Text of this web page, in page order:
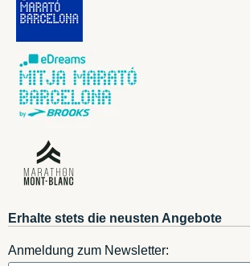
Erhalte stets die neusten Angebote
Anmeldung zum Newsletter: